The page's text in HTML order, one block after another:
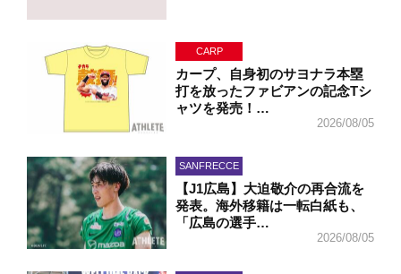
CARP
カープ、自身初のサヨナラ本塁
打を放ったファビアンの記念Tシ
ャツを発売！…
2026/08/05
SANFRECCE
【J1広島】大迫敬介の再合流を
発表。海外移籍は一転白紙も、
「広島の選手…
2026/08/05